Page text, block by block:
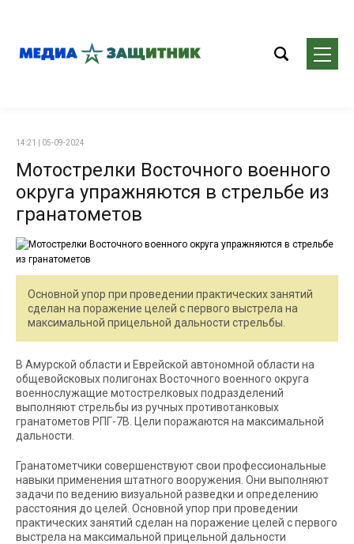
14:21 | 05-09-2024
Мотострелки Восточного военного
округа упражняются в стрельбе из
гранатометов
Основной упор при проведении практических занятий
сделан на поражение целей с первого выстрела на
максимальной прицельной дальности стрельбы.
В Амурской области и Еврейской автономной области на
общевойсковых полигонах Восточного военного округа
военнослужащие мотострелковых подразделений
выполняют стрельбы из ручных противотанковых
гранатометов РПГ-7В. Цели поражаются на максимальной
дальности.
Гранатометчики совершенствуют свои профессиональные
навыки применения штатного вооружения. Они выполняют
задачи по ведению визуальной разведки и определению
расстояния до целей. Основной упор при проведении
практических занятий сделан на поражение целей с первого
выстрела на максимальной прицельной дальности